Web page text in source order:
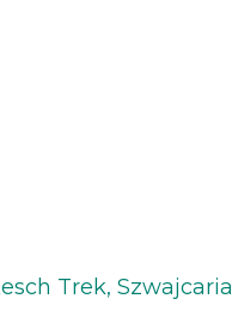
Trek, Szwajcaria